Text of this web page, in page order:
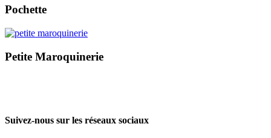
Pochette
Petite Maroquinerie
Suivez-nous sur les réseaux sociaux